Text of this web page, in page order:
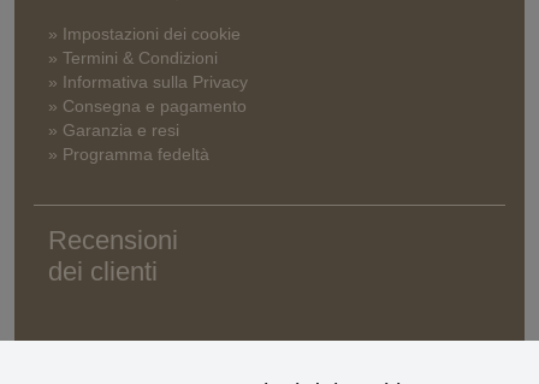
» Impostazioni dei cookie
» Termini & Condizioni
» Informativa sulla Privacy
» Consegna e pagamento
» Garanzia e resi
» Programma fedeltà
Recensioni
dei clienti